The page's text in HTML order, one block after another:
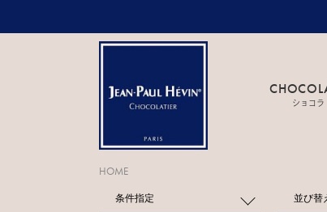
ショコラ
HOME
条件指定 並び替